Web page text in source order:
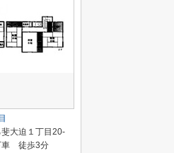
大迫１丁目20-
車 徒歩3分